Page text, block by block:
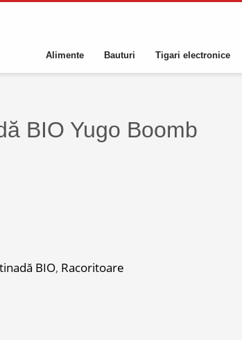
Alimente Bauturi Tigari electronice
BIO Yugo Boomb
BIO, Racoritoare